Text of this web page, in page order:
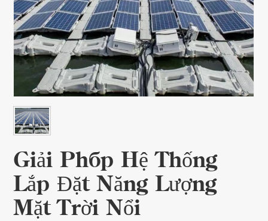
Giải Pháp Hệ Thống
Lắp Đặt Năng Lượng
Mặt Trời Nổi